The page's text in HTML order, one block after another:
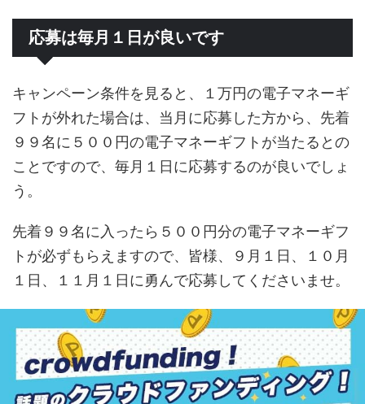
応募は毎月１日が良いです
キャンペーン条件を見ると、１万円の電子マネーギ
フトが外れた場合は、当月に応募した方から、先着
９９名に５００円の電子マネーギフトが当たるとの
ことですので、毎月１日に応募するのが良いでしょ
う。
先着９９名に入ったら５００円分の電子マネーギフ
トが必ずもらえますので、皆様、９月１日、１０月
１日、１１月１日に勇んで応募してくださいませ。